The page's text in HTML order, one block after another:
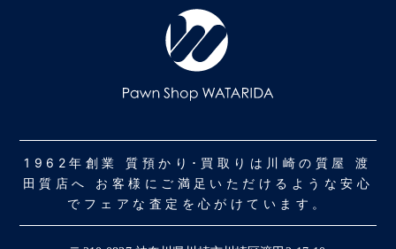
1962年創業 質預かり･買取りは川崎の質屋 渡
田質店へ お客様にご満足いただけるような安心
でフェアな査定を心がけています。